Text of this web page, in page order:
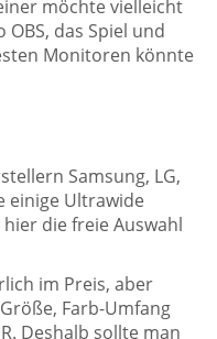
möchte vielleicht
das Spiel und
Monitoren könnte
Samsung, LG,
einige Ultrawide
die freie Auswahl
im Preis, aber
Farb-Umfang
Deshalb sollte man